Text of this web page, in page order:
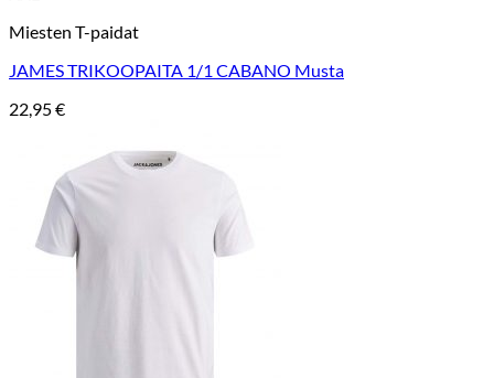
Miesten T-paidat
JAMES TRIKOOPAITA 1/1 CABANO Musta
22,95€